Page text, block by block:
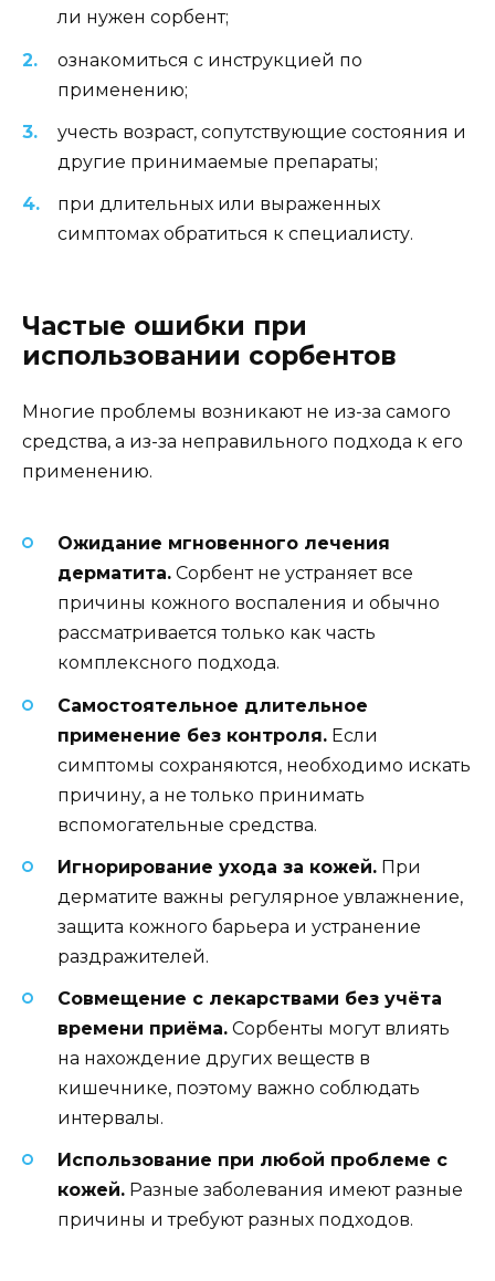
ли нужен сорбент;
ознакомиться с инструкцией по
применению;
учесть возраст, сопутствующие состояния и
другие принимаемые препараты;
при длительных или выраженных
симптомах обратиться к специалисту.
Частые ошибки при
использовании сорбентов
Многие проблемы возникают не из-за самого
средства, а из-за неправильного подхода к его
применению.
Ожидание мгновенного лечения
дерматита. Сорбент не устраняет все
причины кожного воспаления и обычно
рассматривается только как часть
комплексного подхода.
Самостоятельное длительное
применение без контроля. Если
симптомы сохраняются, необходимо искать
причину, а не только принимать
вспомогательные средства.
Игнорирование ухода за кожей. При
дерматите важны регулярное увлажнение,
защита кожного барьера и устранение
раздражителей.
Совмещение с лекарствами без учёта
времени приёма. Сорбенты могут влиять
на нахождение других веществ в
кишечнике, поэтому важно соблюдать
интервалы.
Использование при любой проблеме с
кожей. Разные заболевания имеют разные
причины и требуют разных подходов.